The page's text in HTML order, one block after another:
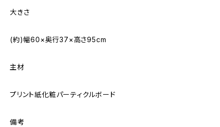
大きさ
(約)幅60×奥行37×高さ95cm
主材
プリント紙化粧パーティクルボード
備考